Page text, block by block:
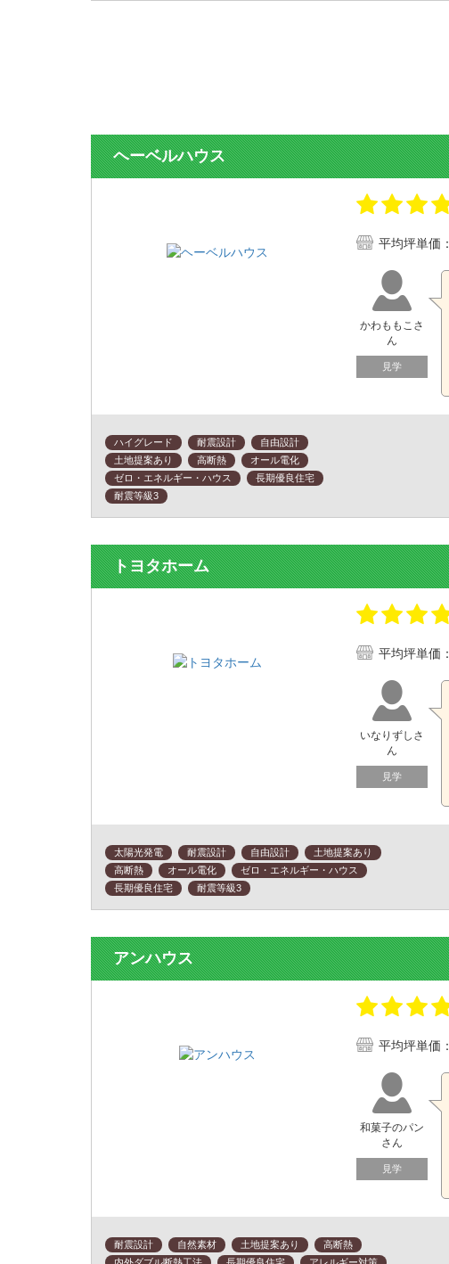
ヘーベルハウス
平均坪単価：
かわももこさ
ん
見学
ハイグレード 耐震設計
自由設計
土地提案あり
高断熱
オール電化
ゼロ・エネルギー・ハウス
長期優良住宅
耐震等級3
トヨタホーム
平均坪単価：
いなりずしさ
ん
見学
太陽光発電 耐震設計 自由設計
土地提案あり
高断熱
オール電化
ゼロ・エネルギー・ハウス
長期優良住宅
耐震等級3
アンハウス
平均坪単価：
和菓子のパン
さん
見学
耐震設計 自然素材 土地提案あり
高断熱